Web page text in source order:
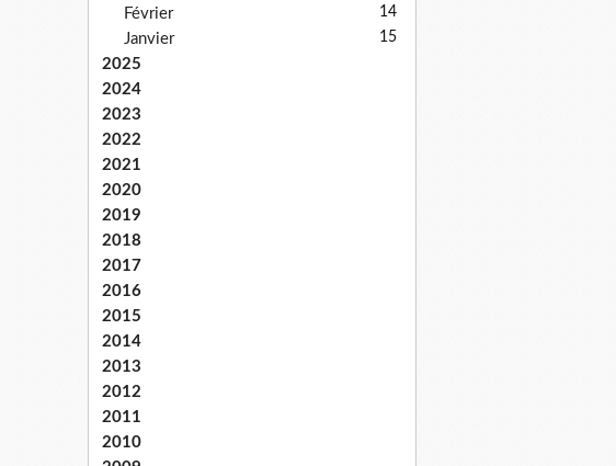
Février 14
Janvier 15
2025
2024
2023
2022
2021
2020
2019
2018
2017
2016
2015
2014
2013
2012
2011
2010